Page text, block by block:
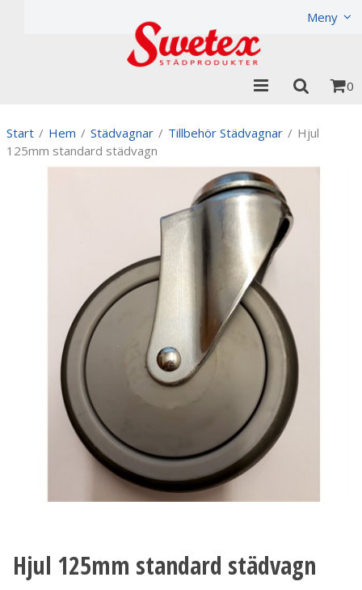
Meny
0
Start / Hem / Städvagnar / Tillbehör Städvagnar / Hjul
125mm standard städvagn
Hjul 125mm standard städvagn